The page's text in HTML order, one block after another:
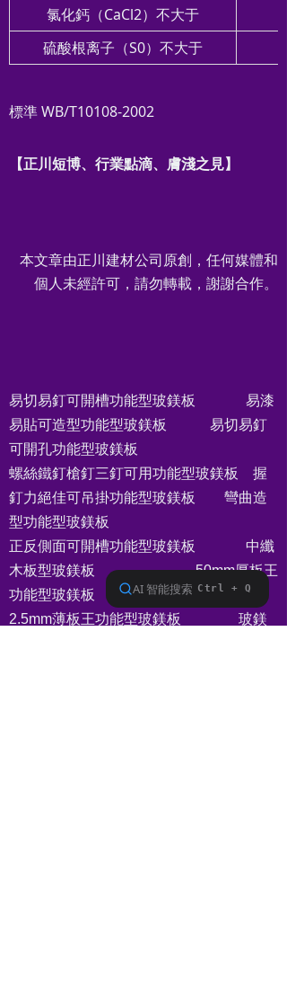
氯化鈣（CaCl2）不大于
硫酸根离子（S0）不大于
標準 WB/T10108-2002
【正川短博、行業點滴、膚淺之見】
本文章由正川建材公司原創，任何媒體和
個人未經許可，請勿轉載，謝謝合作。
易切易釘可開槽功能型玻鎂板 易漆
易貼可造型功能型玻鎂板 易切易釘
可開孔功能型玻鎂板
螺絲鐵釘槍釘三釘可用功能型玻鎂板 握
釘力絕佳可吊掛功能型玻鎂板 彎曲造
型功能型玻鎂板
正反側面可開槽功能型玻鎂板 中纖
木板型玻鎂板 50mm厚板王
功能型玻鎂板
2.5mm薄板王功能型玻鎂板 玻鎂